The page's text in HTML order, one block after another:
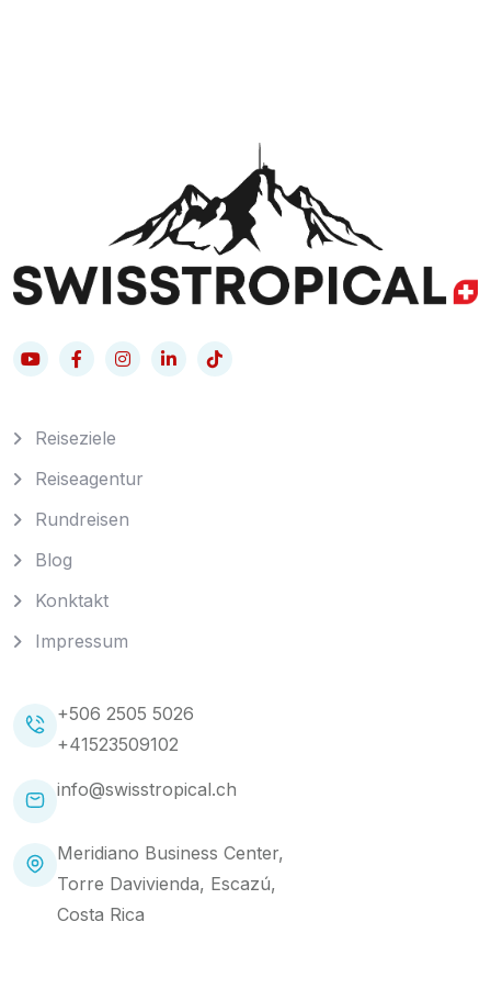
Reiseziele
Reiseagentur
Rundreisen
Blog
Konktakt
Impressum
+506 2505 5026
+41523509102
info@swisstropical.ch
Meridiano Business Center,
Torre Davivienda, Escazú,
Costa Rica